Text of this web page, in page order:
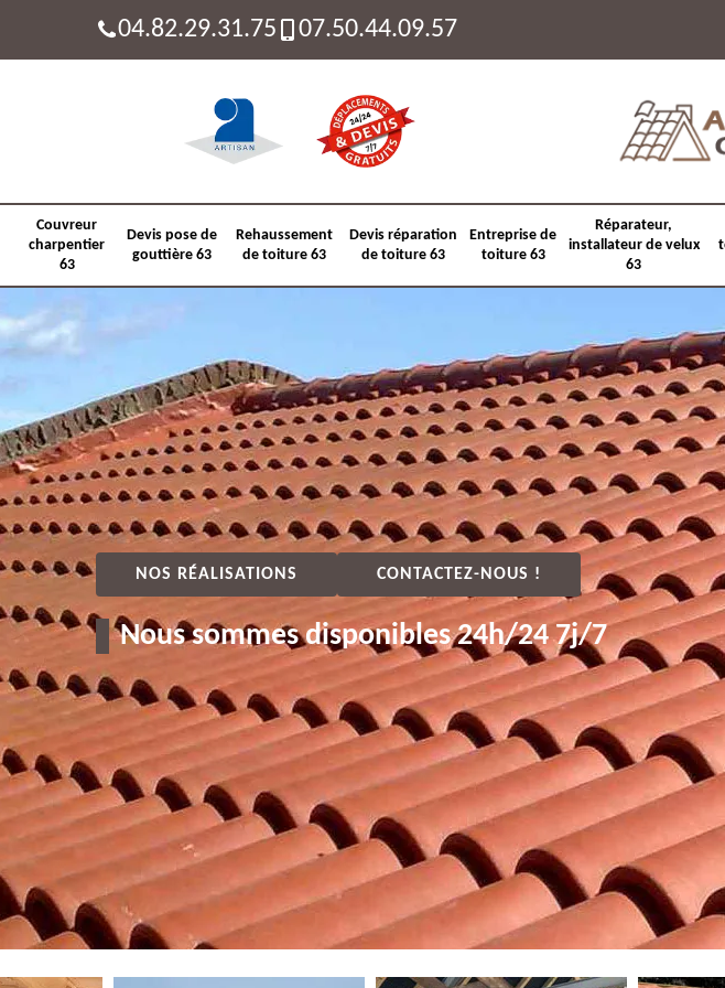
04.82.29.31.75 07.50.44.09.57
Couvreur
charpentier
63
Devis pose de
gouttière 63
Rehaussement
de toiture 63
Devis réparation
de toiture 63
Entreprise de
toiture 63
Réparateur,
installateur de velux
63
NOS RÉALISATIONS CONTACTEZ-NOUS !
Nous sommes disponibles 24h/24 7j/7